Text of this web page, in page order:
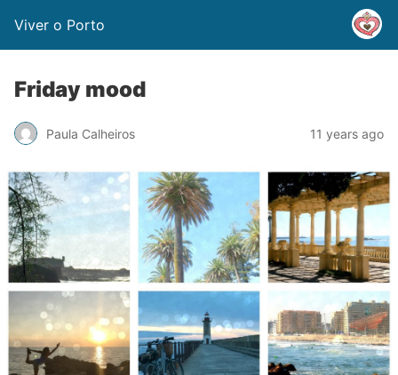
Viver o Porto
Friday mood
Paula Calheiros 11 years ago